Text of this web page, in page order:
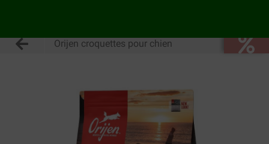
Orijen croquettes pour chien